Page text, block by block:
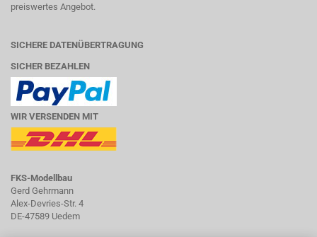
preiswertes Angebot.
SICHERE DATENÜBERTRAGUNG
SICHER BEZAHLEN
WIR VERSENDEN MIT
FKS-Modellbau
Gerd Gehrmann
Alex-Devries-Str. 4
DE-47589 Uedem